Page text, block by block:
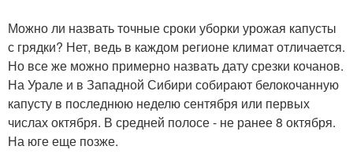
Можно ли назвать точные сроки уборки урожая капусты
с грядки? Нет, ведь в каждом регионе климат отличается.
Но все же можно примерно назвать дату срезки кочанов.
На Урале и в Западной Сибири собирают белокочанную
капусту в последнюю неделю сентября или первых
числах октября. В средней полосе - не ранее 8 октября.
На юге еще позже.